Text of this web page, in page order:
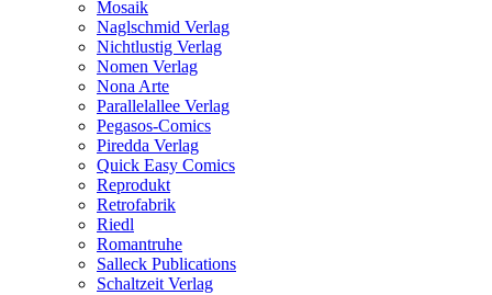
Mosaik
Naglschmid Verlag
Nichtlustig Verlag
Nomen Verlag
Nona Arte
Parallelallee Verlag
Pegasos-Comics
Piredda Verlag
Quick Easy Comics
Reprodukt
Retrofabrik
Riedl
Romantruhe
Salleck Publications
Schaltzeit Verlag